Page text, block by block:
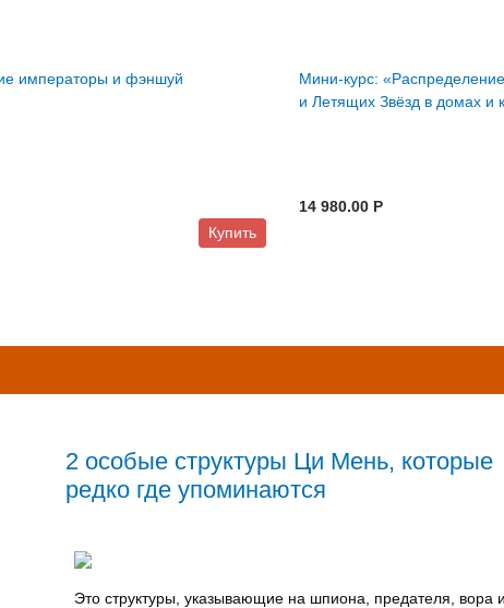
императоры и фэншуй
Купить
Мини-курс:
и Летящих Звёзд в домах и
14 980.00 P
2 особые структуры Ци Мень, которые
редко где упоминаются
Это структуры, указывающие на шпиона, предателя, вора и